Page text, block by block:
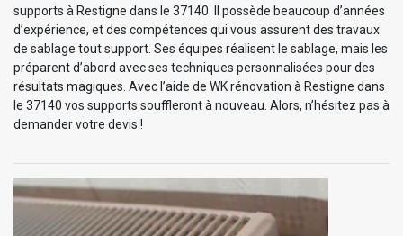
supports à Restigne dans le 37140. Il possède beaucoup d’années
d’expérience, et des compétences qui vous assurent des travaux
de sablage tout support. Ses équipes réalisent le sablage, mais les
préparent d’abord avec ses techniques personnalisées pour des
résultats magiques. Avec l’aide de WK rénovation à Restigne dans
le 37140 vos supports souffleront à nouveau. Alors, n’hésitez pas à
demander votre devis !